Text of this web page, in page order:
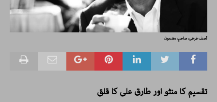
آصف فرخی، صاحبِ مضمون
تقسیم کا منٹو اور طارق علی کا قلق